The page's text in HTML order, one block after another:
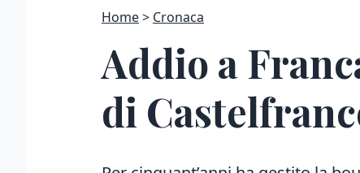
Home Cronaca
Addio a
di